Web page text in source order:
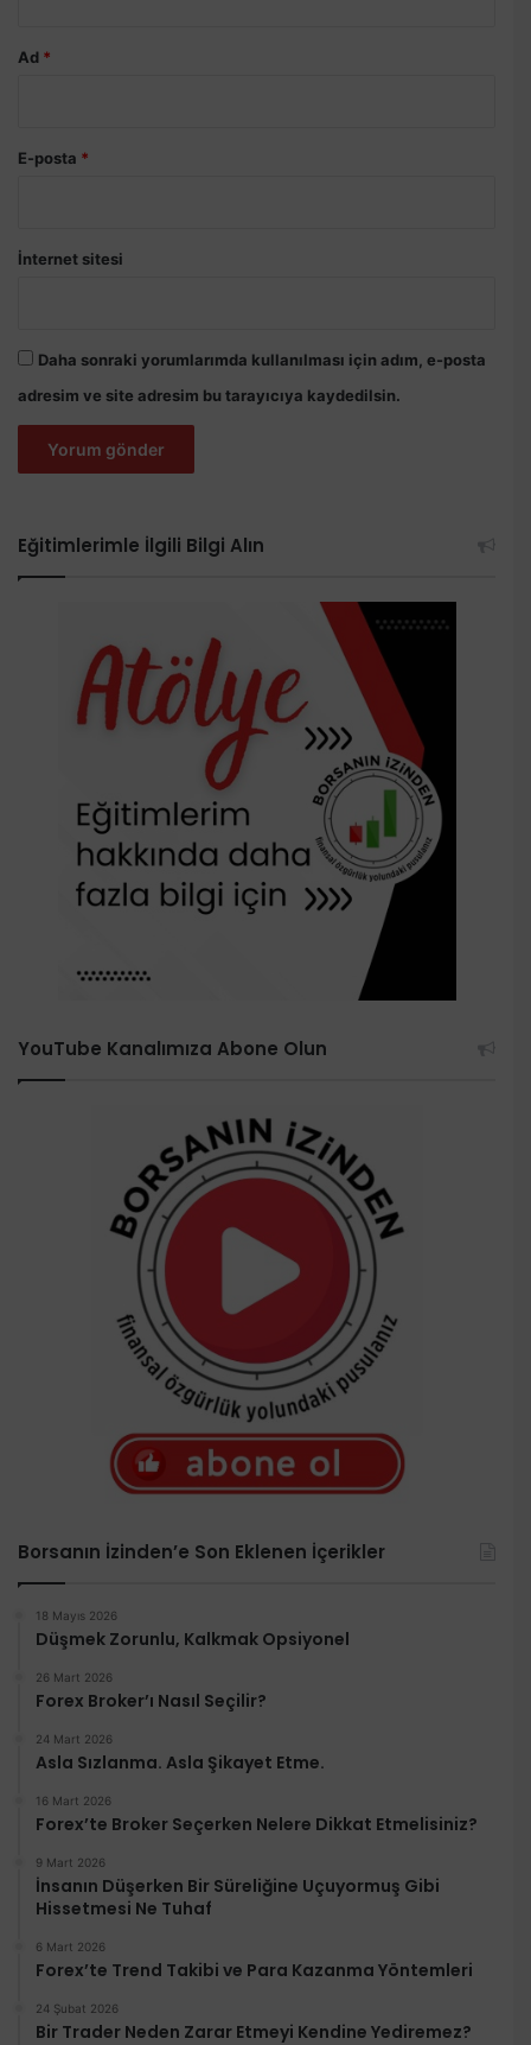
Ad *
E-posta *
İnternet sitesi
Daha sonraki yorumlarımda kullanılması için adım, e-posta
adresim ve site adresim bu tarayıcıya kaydedilsin.
Eğitimlerimle İlgili Bilgi Alın
YouTube Kanalımıza Abone Olun
Borsanın İzinden’e Son Eklenen İçerikler
18 Mayıs 2026
Düşmek Zorunlu, Kalkmak Opsiyonel
26 Mart 2026
Forex Broker’ı Nasıl Seçilir?
24 Mart 2026
Asla Sızlanma. Asla Şikayet Etme.
16 Mart 2026
Forex’te Broker Seçerken Nelere Dikkat Etmelisiniz?
9 Mart 2026
İnsanın Düşerken Bir Süreliğine Uçuyormuş Gibi
Hissetmesi Ne Tuhaf
6 Mart 2026
Forex’te Trend Takibi ve Para Kazanma Yöntemleri
24 Şubat 2026
Bir Trader Neden Zarar Etmeyi Kendine Yediremez?